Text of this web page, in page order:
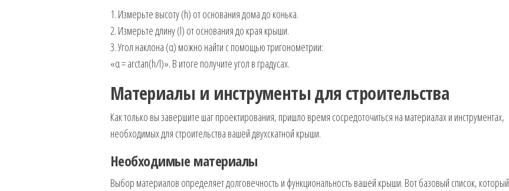
1. Измерьте высоту (h) от основания дома до конька.
2. Измерьте длину (l) от основания до края крыши.
3. Угол наклона (α) можно найти с помощью тригонометрии:
«α = arctan(h/l)». В итоге получите угол в градусах.
Материалы и инструменты для строительства
Как только вы завершите шаг проектирования, пришло время сосредоточиться на материалах и инструментах,
необходимых для строительства вашей двухскатной крыши.
Необходимые материалы
Выбор материалов определяет долговечность и функциональность вашей крыши. Вот базовый список, который